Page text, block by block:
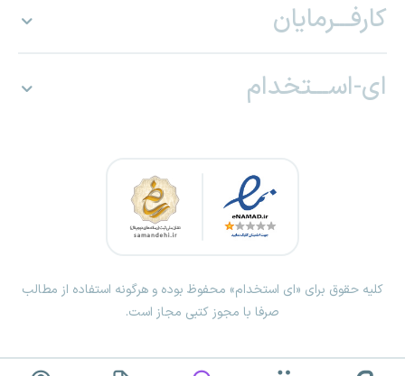
کارفـــرمایان
ای-اســـتخدام
کلیه حقوق برای «ای استخدام» محفوظ بوده و هرگونه استفاده از مطالب
صرفا با مجوز کتبی مجاز است.